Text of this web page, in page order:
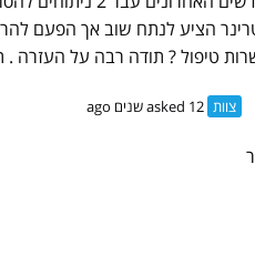
הציע לנתח שוב אך הפעם
טיפול ? תודה רבה על העזרה .
צוות